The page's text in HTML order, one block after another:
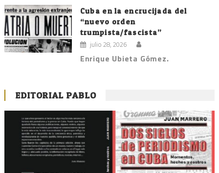
Cuba en la encrucijada del
“nuevo orden
trumpista/fascista”
julio 28, 2026
Enrique Ubieta Gómez.
EDITORIAL PABLO